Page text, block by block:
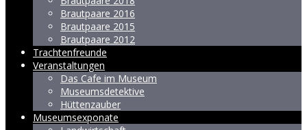
Brautpaare 2016
Brautpaare 2015
Brautpaare 2012
Trachtenfreunde
Veranstaltungen
Das Cafe im Museum
Museumsdetektive
Hüttenzauber
Museumsexponate